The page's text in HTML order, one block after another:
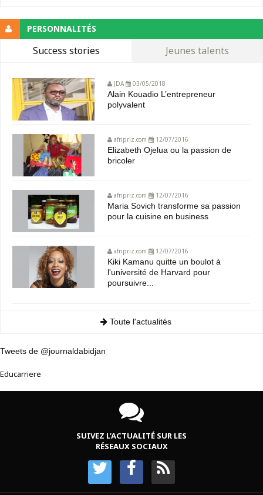
PERSONNALITÉS
Success stories Jeunes talents
JDA 03/05/2018
Alain Kouadio L’entrepreneur
polyvalent
afripriz.com 12/07/2016
Elizabeth Ojelua ou la passion de
bricoler
afripriz.com 12/07/2016
Maria Sovich transforme sa passion
pour la cuisine en business
afripriz.com 12/07/2016
Kiki Kamanu quitte un boulot à
l'université de Harvard pour
poursuivre...
Toute l'actualités
Tweets de @journaldabidjan
Educarriere
SUIVEZ L’ACTUALITÉ SUR LES
RÉSEAUX SOCIAUX